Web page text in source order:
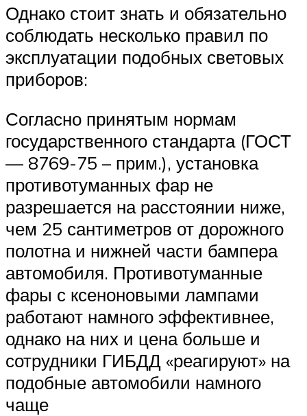
Однако стоит знать и обязательно
соблюдать несколько правил по
эксплуатации подобных световых
приборов:
Согласно принятым нормам
государственного стандарта (ГОСТ
— 8769-75 – прим.), установка
противотуманных фар не
разрешается на расстоянии ниже,
чем 25 сантиметров от дорожного
полотна и нижней части бампера
автомобиля. Противотуманные
фары с ксеноновыми лампами
работают намного эффективнее,
однако на них и цена больше и
сотрудники ГИБДД «реагируют» на
подобные автомобили намного
чаще